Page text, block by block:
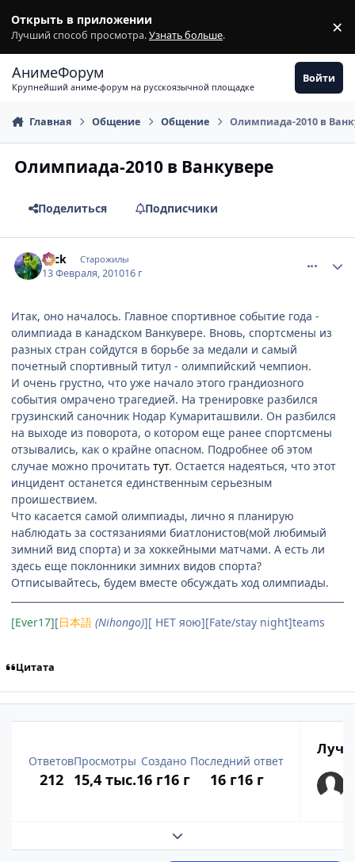
Открыть в приложении
Лучший способ просмотра.Узнать больше. ×
АнимеФорум
Крупнейший аниме-форум на русскоязычной площадке
Войти
Главная Общение Общение Олимпиада-2010 в
Олимпиада-2010 в Ванкувере
Поделиться Подписчики
Nick Старожилы
13 Февраля, 201016 г
Итак, оно началось. Главное спортивное событие года -
олимпиада в канадском Ванкувере. Вновь, спортсмены из
разных стран сойдутся в борьбе за медали и самый
почетный спортивный титул - олимпийский чемпион.
И очень грустно, что уже начало этого грандиозного
события омрачено трагедией. На тренировке разбился
грузинский саночник Нодар Кумариташвили. Он разбился
на выходе из поворота, о котором еще ранее спортсмены
отзывались, как о крайне опасном. Подробнее об этом
случае можно прочитать тут. Остается надеяться, что этот
инцидент останется единственным серьезным
проишествием.
Что касается самой олимпиады, лично я планирую
наблюдать за состязаниями биатлонистов(мой любимый
зимний вид спорта) и за хоккейными матчами. А есть ли
здесь еще поклонники зимних видов спорта?
Отписывайтесь, будем вместе обсуждать ход олимпиады.
[Ever17][日本語 (Nihongo)][ НЕТ яою][Fate/stay night]teams
Цитата
Ответов
212
Просмотры
15,4 тыс.
Создано
16 г16 г
Последний ответ
16 г16 г
Развернуть обзор темы